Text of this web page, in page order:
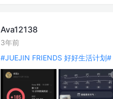
Ava12138
3年前
#JUEJIN FRIENDS 好好生活计划#